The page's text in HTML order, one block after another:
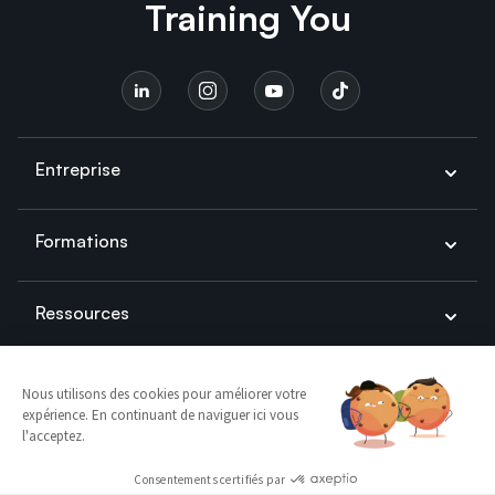
Wavestone
Training You
Entreprise
Formations
Ressources
Prendre Contact